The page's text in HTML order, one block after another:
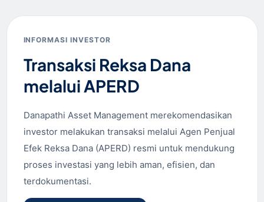
INFORMASI INVESTOR
Transaksi Reksa Dana
melalui APERD
Danapathi Asset Management merekomendasikan
investor melakukan transaksi melalui Agen Penjual
Efek Reksa Dana (APERD) resmi untuk mendukung
proses investasi yang lebih aman, efisien, dan
terdokumentasi.